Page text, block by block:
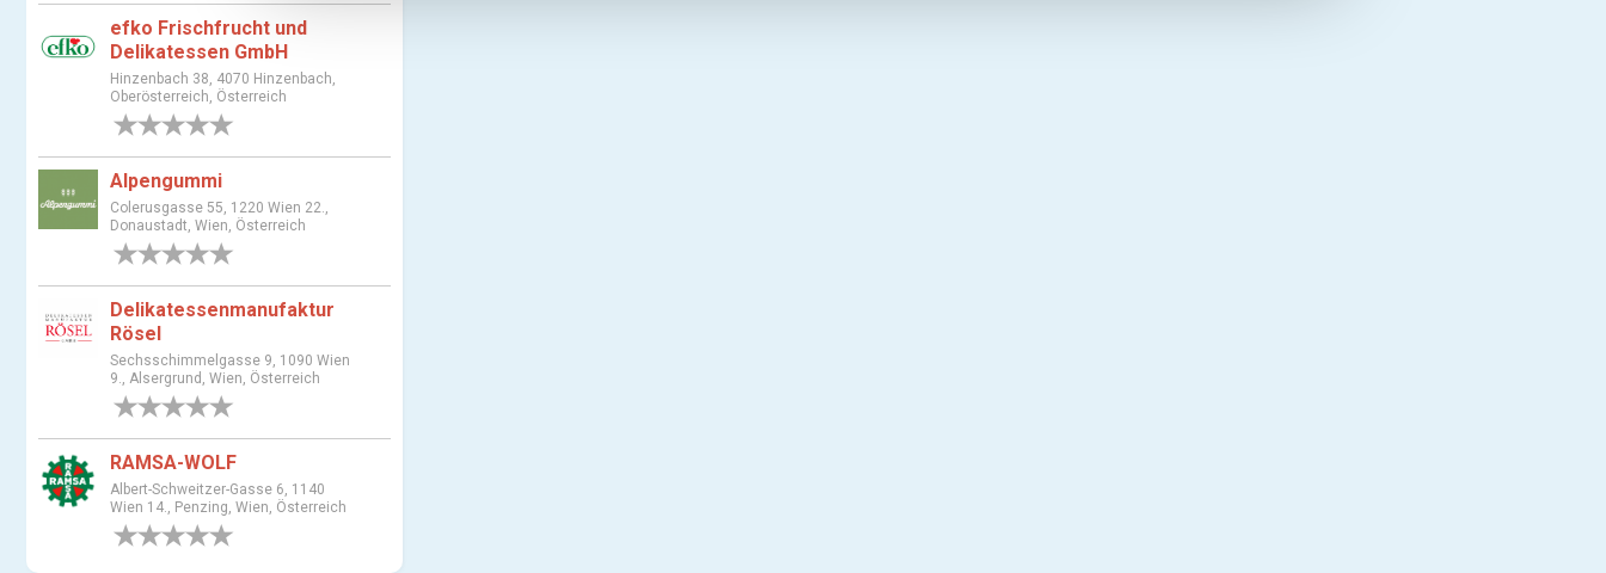
g
s
a
h
efko Frischfrucht und
Delikatessen GmbH
Hinzenbach 38, 4070 Hinzenbach,
Oberösterreich, Österreich
Alpengummi
Colerusgasse 55, 1220 Wien 22.,
Donaustadt, Wien, Österreich
Delikatessenmanufaktur
Rösel
Sechsschimmelgasse 9, 1090 Wien
9., Alsergrund, Wien, Österreich
RAMSA-WOLF
Albert-Schweitzer-Gasse 6, 1140
Wien 14., Penzing, Wien, Österreich